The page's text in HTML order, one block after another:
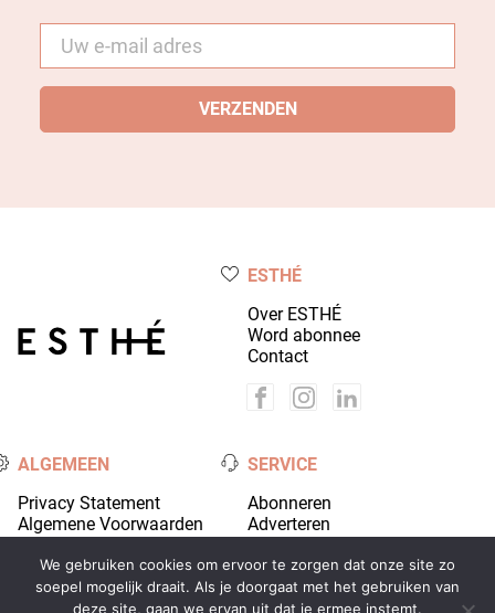
mail *
ESTHÉ
Over ESTHÉ
Word abonnee
Contact
ALGEMEEN
Privacy Statement
Algemene Voorwaarden
SERVICE
Abonneren
Adverteren
We gebruiken cookies om ervoor te zorgen dat onze site zo
soepel mogelijk draait. Als je doorgaat met het gebruiken van
deze site, gaan we ervan uit dat je ermee instemt.